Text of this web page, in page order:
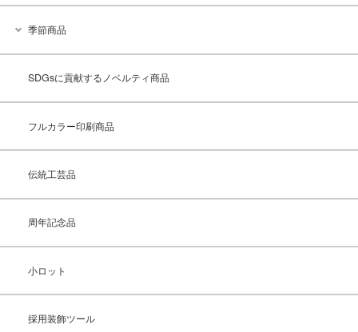
季節商品
SDGsに貢献するノベルティ商品
フルカラー印刷商品
伝統工芸品
周年記念品
小ロット
採用装飾ツール